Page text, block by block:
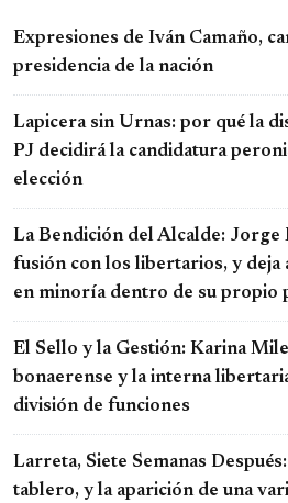
Expresiones de Iván Camaño,
presidencia de la nación
Lapicera sin Urnas: por qué la
PJ decidirá la candidatura
elección
La Bendición del Alcalde: Jorge
fusión con los libertarios, y deja
en minoría dentro de su propio
El Sello y la Gestión: Karina
bonaerense y la interna
división de funciones
Larreta, Siete Semanas
tablero, y la aparición de una